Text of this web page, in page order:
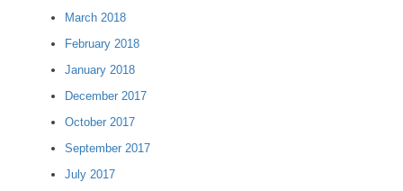
March 2018
February 2018
January 2018
December 2017
October 2017
September 2017
July 2017